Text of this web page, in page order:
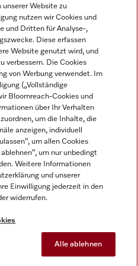
unserer Website zu
nutzen wir Cookies und
und Dritten für Analyse-,
Diese erfassen
Website genutzt wird, und
verbessern. Die Cookies
von Werbung verwendet. Im
(„Vollständige
Bloomreach-Cookies und
über Ihr Verhalten
um die Inhalte, die
anzeigen, individuell
um allen Cookies
um nur unbedingt
Weitere Informationen
und unserer
Einwilligung jederzeit in den
widerrufen.
Alle ablehnen